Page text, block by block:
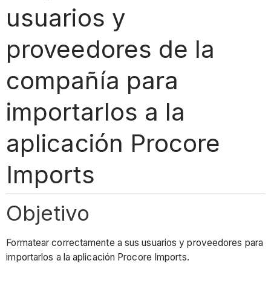
usuarios y
proveedores de la
compañía para
importarlos a la
aplicación Procore
Imports
Objetivo
Formatear correctamente a sus usuarios y proveedores para
importarlos a la aplicación Procore Imports.